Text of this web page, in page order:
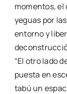
momentos,
yeguas por
entorno y
“El otro lado
puesta en
tabú un